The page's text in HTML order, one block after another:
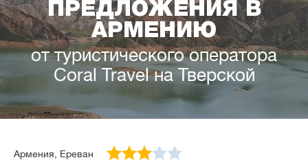
ПРЕДЛОЖЕНИЯ В
АРМЕНИЮ
от туристического оператора
Coral Travel на Тверской
Армения, Ереван